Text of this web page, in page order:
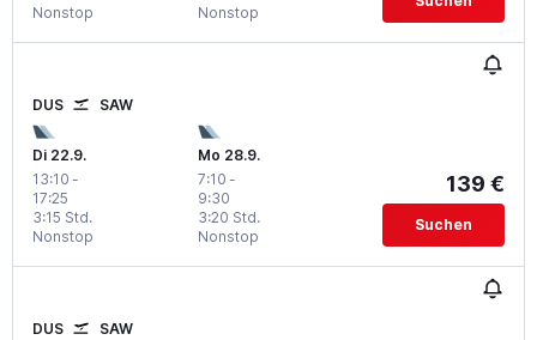
Nonstop Nonstop
DUS SAW
Di 22.9.
13:10 -
17:25
Nonstop
3:15 Std.
Mo 28.9.
7:10 -
9:30
Nonstop
3:20 Std.
139 €
Suchen
DUS SAW